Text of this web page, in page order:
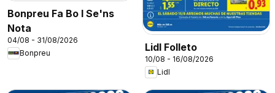
Bonpreu Fa Bo I Se'ns
Nota
04/08 - 31/08/2026
Bonpreu
Lidl Folleto
10/08 - 16/08/2026
Lidl